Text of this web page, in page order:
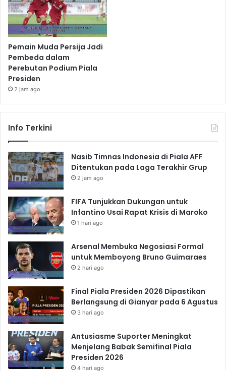
Pemain Muda Persija Jadi
Pembeda dalam
Perebutan Podium Piala
Presiden
2 jam ago
Info Terkini
Nasib Timnas Indonesia di Piala AFF
Ditentukan pada Laga Terakhir Grup
2 jam ago
FIFA Tunjukkan Dukungan untuk
Infantino Usai Rapat Krisis di Maroko
1 hari ago
Arsenal Membuka Negosiasi Formal
untuk Memboyong Bruno Guimaraes
2 hari ago
Final Piala Presiden 2026 Dipastikan
Berlangsung di Gianyar pada 6 Agustus
3 hari ago
Antusiasme Suporter Meningkat
Menjelang Babak Semifinal Piala
Presiden 2026
4 hari ago